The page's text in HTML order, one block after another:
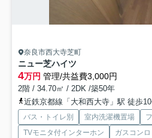
奈良市西大寺芝町
ニュー芝ハイツ
4万円 管理/共益費3,000円
2階 / 34.70㎡ / 2DK /築50年
近鉄京都線「大和西大寺」駅 徒歩
バス・トイレ別 室内洗濯機置場
TVモニタ付インターホン
ガスコンロ